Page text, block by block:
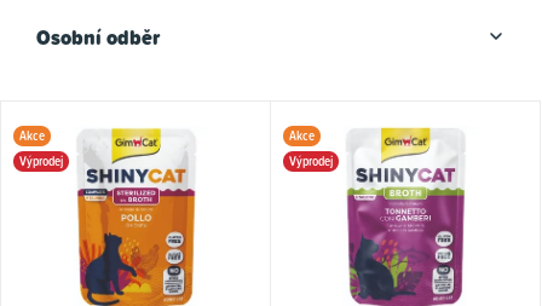
Osobní odběr
V
ýAkce
Výprodej
Akce
Výprodej